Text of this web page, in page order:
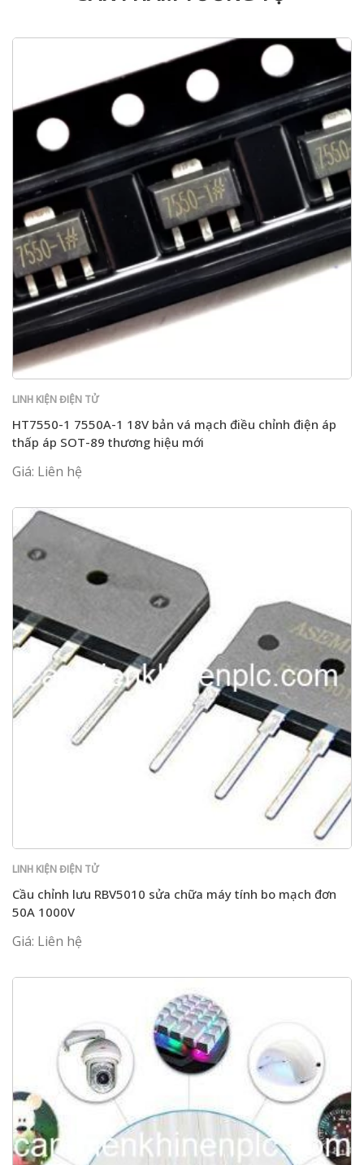
LINH KIỆN ĐIỆN TỬ
HT7550-1 7550A-1 18V bản vá mạch điều chỉnh điện áp
thấp áp SOT-89 thương hiệu mới
Giá: Liên hệ
LINH KIỆN ĐIỆN TỬ
Cầu chỉnh lưu RBV5010 sửa chữa máy tính bo mạch đơn
50A 1000V
Giá: Liên hệ